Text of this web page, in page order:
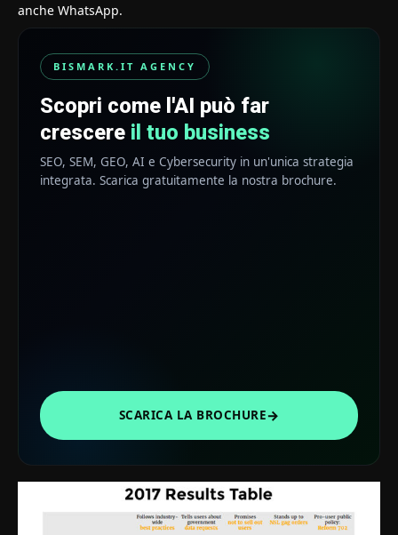
anche WhatsApp.
BISMARK.IT AGENCY
Scopri come l'AI può far
crescere il tuo business
SEO, SEM, GEO, AI e Cybersecurity in un'unica strategia
integrata. Scarica gratuitamente la nostra brochure.
SCARICA LA BROCHURE→